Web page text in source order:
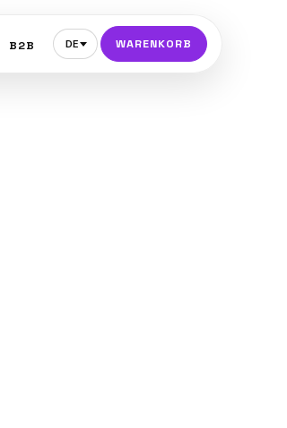
B2B DE WARENKORB